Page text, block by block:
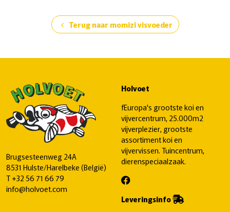
chevron_left Terug naar momizi visvoeder
Brugsesteenweg 24A
8531 Hulste/Harelbeke (België)
T+32 56 71 66 79
info@holvoet.com
Holvoet
fEuropa's grootste koi en
vijvercentrum, 25.000m2
vijverplezier, grootste
assortiment koi en
vijvervissen. Tuincentrum,
dierenspeciaalzaak.
Leveringsinfo